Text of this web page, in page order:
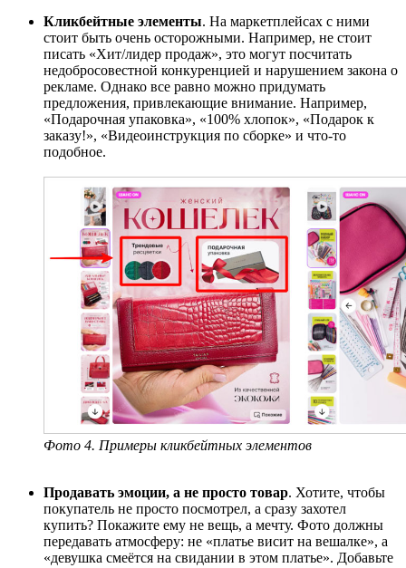
Кликбейтные элементы. На маркетплейсах с ними
стоит быть очень осторожными. Например, не стоит
писать «Хит/лидер продаж», это могут посчитать
недобросовестной конкуренцией и нарушением закона о
рекламе. Однако все равно можно придумать
предложения, привлекающие внимание. Например,
«Подарочная упаковка», «100% хлопок», «Подарок к
заказу!», «Видеоинструкция по сборке» и что-то
подобное.
Фото 4. Примеры кликбейтных элементов
Продавать эмоции, а не просто товар. Хотите, чтобы
покупатель не просто посмотрел, а сразу захотел
купить? Покажите ему не вещь, а мечту. Фото должны
передавать атмосферу: не «платье висит на вешалке», а
«девушка смеётся на свидании в этом платье». Добавьте